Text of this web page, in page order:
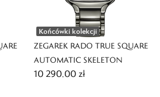
Końcówki kolekcji
ZEGAREK RADO TRUE SQUARE
AUTOMATIC SKELETON
10 290,00 zł